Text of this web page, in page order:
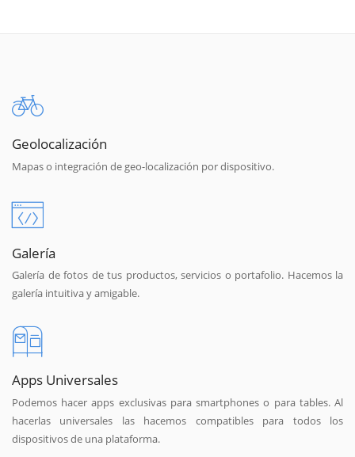
Geolocalización
Mapas o integración de geo-localización por dispositivo.
Galería
Galería de fotos de tus productos, servicios o portafolio. Hacemos la
galería intuitiva y amigable.
Apps Universales
Podemos hacer apps exclusivas para smartphones o para tables. Al
hacerlas universales las hacemos compatibles para todos los
dispositivos de una plataforma.